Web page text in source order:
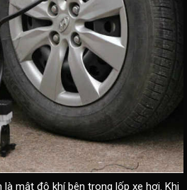
mật độ khí bên trong lốp xe hơi. Khi